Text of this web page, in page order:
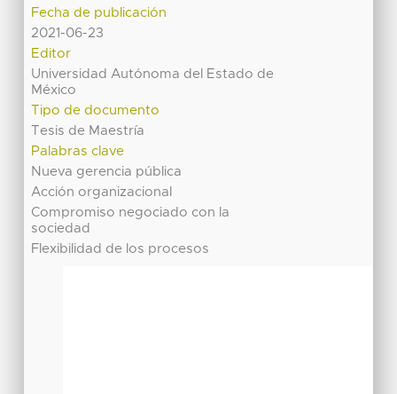
Fecha de publicación
2021-06-23
Editor
Universidad Autónoma del Estado de
México
Tipo de documento
Tesis de Maestría
Palabras clave
Nueva gerencia pública
Acción organizacional
Compromiso negociado con la
sociedad
Flexibilidad de los procesos